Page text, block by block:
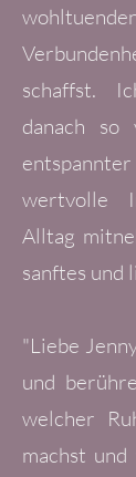
schaffst.
danach so
wertvolle
Alltag
sanftes und
"Liebe
und
welcher
machst